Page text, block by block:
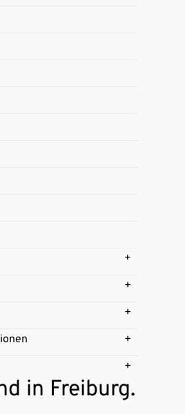
in Freiburg.